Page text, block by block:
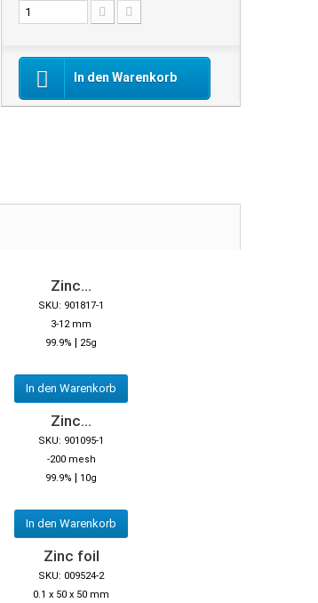
In den Warenkorb
Zinc...
SKU: 901817-1
3-12 mm
99.9% | 25g
In den Warenkorb
Zinc...
SKU: 901095-1
-200 mesh
99.9% | 10g
In den Warenkorb
Zinc foil
SKU: 009524-2
0.1 x 50 x 50 mm